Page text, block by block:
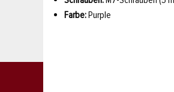
Farbe:Purple